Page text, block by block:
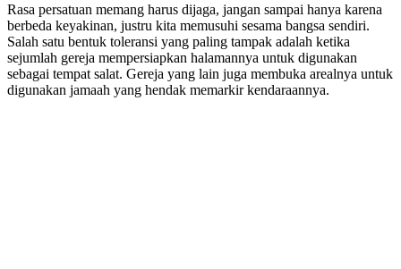
Rasa persatuan memang harus dijaga, jangan sampai hanya karena
berbeda keyakinan, justru kita memusuhi sesama bangsa sendiri.
Salah satu bentuk toleransi yang paling tampak adalah ketika
sejumlah gereja mempersiapkan halamannya untuk digunakan
sebagai tempat salat. Gereja yang lain juga membuka arealnya untuk
digunakan jamaah yang hendak memarkir kendaraannya.